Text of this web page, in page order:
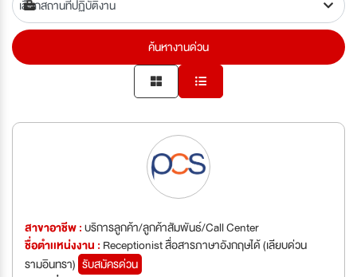
ค้นหางานด่วน
สาขาอาชีพ :บริการลูกค้า/ลูกค้าสัมพันธ์/Call Center
ชื่อตำเเหน่งงาน : Receptionist สื่อสารภาษาอังกฤษได้ (เลียบด่วน
รามอินทรา) รับสมัครด่วน